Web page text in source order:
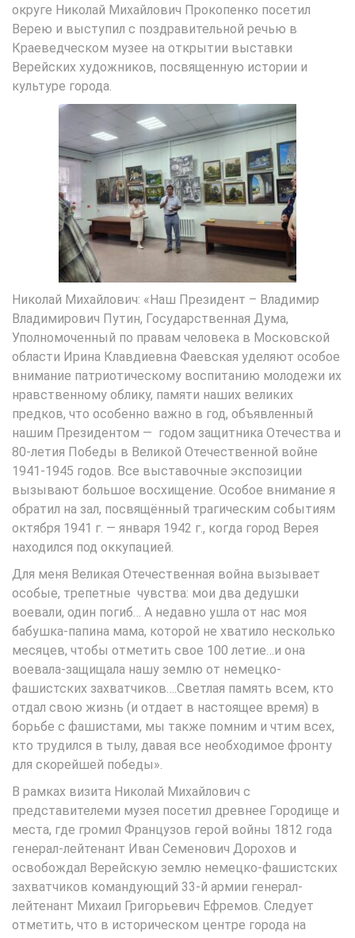
округе Николай Михайлович Прокопенко посетил
Верею и выступил с поздравительной речью в
Краеведческом музее на открытии выставки
Верейских художников, посвященную истории и
культуре города.
Николай Михайлович: «Наш Президент – Владимир
Владимирович Путин, Государственная Дума,
Уполномоченный по правам человека в Московской
области Ирина Клавдиевна Фаевская уделяют особое
внимание патриотическому воспитанию молодежи их
нравственному облику, памяти наших великих
предков, что особенно важно в год, объявленный
нашим Президентом — годом защитника Отечества и
80-летия Победы в Великой Отечественной войне
1941-1945 годов. Все выставочные экспозиции
вызывают большое восхищение. Особое внимание я
обратил на зал, посвящённый трагическим событиям
октября 1941 г. — января 1942 г., когда город Верея
находился под оккупацией.
Для меня Великая Отечественная война вызывает
особые, трепетные чувства: мои два дедушки
воевали, один погиб… А недавно ушла от нас моя
бабушка-папина мама, которой не хватило несколько
месяцев, чтобы отметить свое 100 летие…и она
воевала-защищала нашу землю от немецко-
фашистских захватчиков….Светлая память всем, кто
отдал свою жизнь (и отдает в настоящее время) в
борьбе с фашистами, мы также помним и чтим всех,
кто трудился в тылу, давая все необходимое фронту
для скорейшей победы».
В рамках визита Николай Михайлович с
представителеми музея посетил древнее Городище и
места, где громил Французов герой войны 1812 года
генерал-лейтенант Иван Семенович Дорохов и
освобождал Верейскую землю немецко-фашистских
захватчиков командующий 33-й армии генерал-
лейтенант Михаил Григорьевич Ефремов. Следует
отметить, что в историческом центре города на